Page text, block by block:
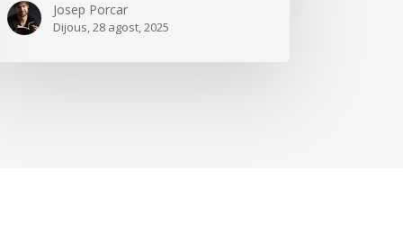
Josep Porcar
Dijous, 28 agost, 2025